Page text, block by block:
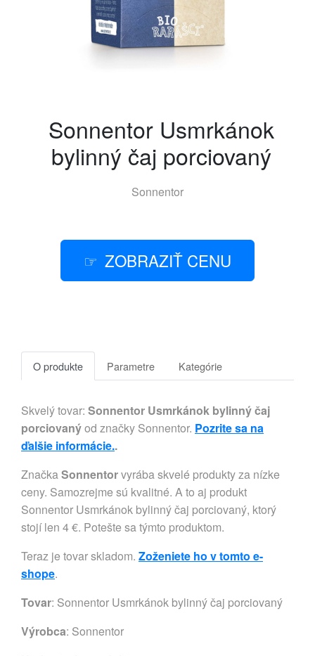
Sonnentor Usmrkánok
bylinný čaj porciovaný
Sonnentor
ZOBRAZIŤ CENU
O produkte Parametre Kategórie
Skvelý tovar: Sonnentor Usmrkánok bylinný čaj
porciovanýod značky Sonnentor. Pozrite sa na
ďalšie informácie..
ZnačkaSonnentorvyrába skvelé produkty za nízke
ceny. Samozrejme sú kvalitné. A to aj produkt
Sonnentor Usmrkánok bylinný čaj porciovaný, ktorý
stojí len 4 €. Potešte sa týmto produktom.
Teraz je tovar skladom. Zoženiete ho v tomto e-
shope.
Tovar: Sonnentor Usmrkánok bylinný čaj porciovaný
Výrobca: Sonnentor